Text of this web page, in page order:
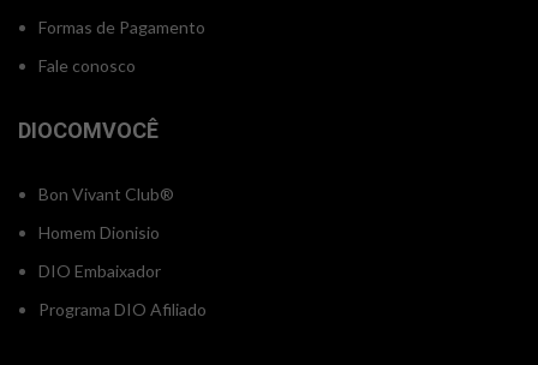
Formas de Pagamento
Fale conosco
DIOCOMVOCÊ
Bon Vivant Club®
Homem Dionisio
DIO Embaixador
Programa DIO Afiliado